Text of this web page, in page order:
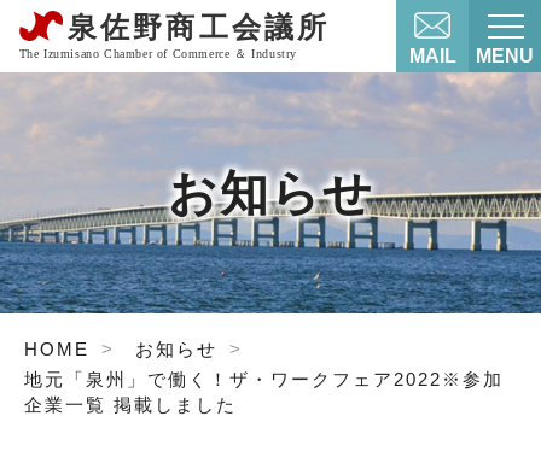
MAIL MENU
お知らせ
HOME
お知らせ
地元「泉州」で働く！ザ・ワークフェア2022※参加
企業一覧 掲載しました